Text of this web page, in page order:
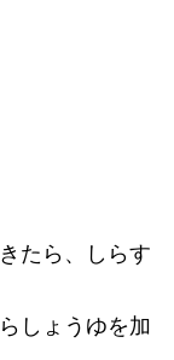
たら、しらす
しょうゆを加